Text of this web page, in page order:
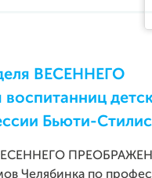
ВЕСЕННЕГО
Бьюти-
ВЕСЕННЕГО
Челябинка по